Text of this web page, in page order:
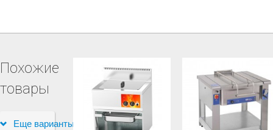
Похожие
товары
Еще варианты